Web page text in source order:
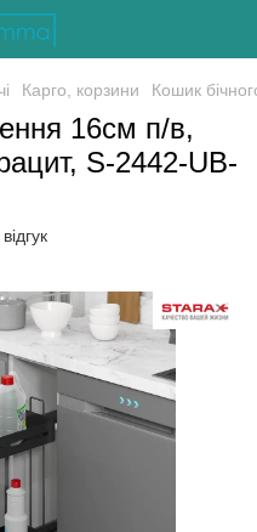
Карго, корзини Кошик
16см п/в,
S-2442-UB-